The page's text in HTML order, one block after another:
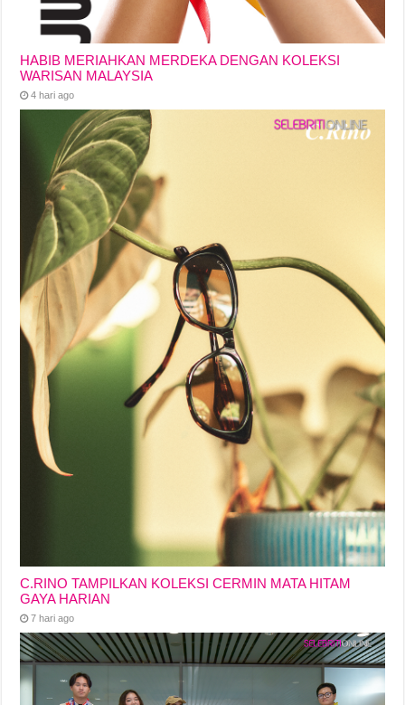
HABIB MERIAHKAN MERDEKA DENGAN KOLEKSI
WARISAN MALAYSIA
4 hari ago
C.RINO TAMPILKAN KOLEKSI CERMIN MATA HITAM
GAYA HARIAN
7 hari ago